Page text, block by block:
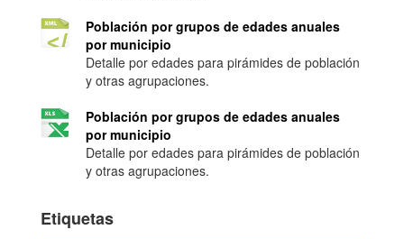
Población por grupos de edades anuales
por municipio
Detalle por edades para pirámides de población
y otras agrupaciones.
Población por grupos de edades anuales
por municipio
Detalle por edades para pirámides de población
y otras agrupaciones.
Etiquetas